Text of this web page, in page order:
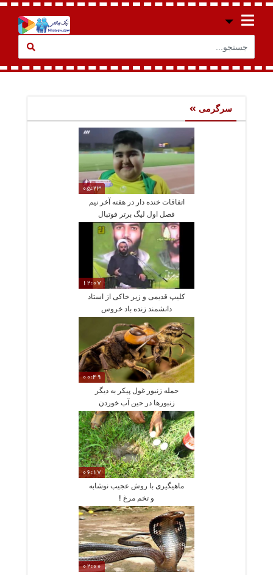
سرگرمی
05:23
اتفاقات خنده دار در هفته آخر نیم
فصل اول لیگ برتر فوتبال
12:07
کلیپ قدیمی و زیر خاکی از استاد
دانشمند زنده باد خروس
00:49
حمله زنبور غول پیکر به دیگر
زنبورها در حین آب خوردن
06:17
ماهیگیری با روش عجیب نوشابه
و تخم مرغ !
02:00